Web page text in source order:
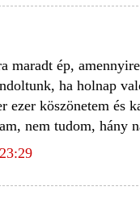
maradt ép,
ha holnap
ezer köszönetem és
nem tudom, hány